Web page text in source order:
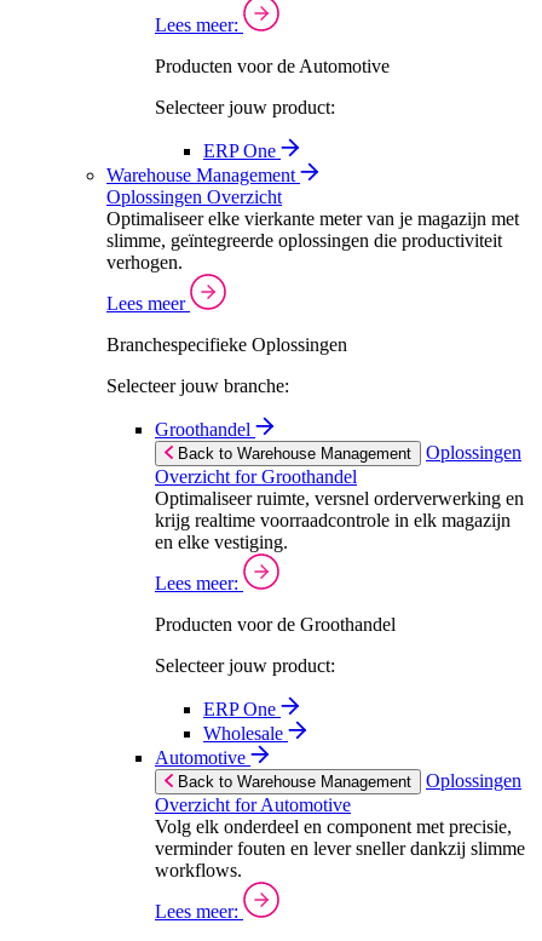
Lees meer:
Producten voor de Automotive
Selecteer jouw product:
ERP One
Warehouse Management
Oplossingen Overzicht
Optimaliseer elke vierkante meter van je magazijn met
slimme, geïntegreerde oplossingen die productiviteit
verhogen.
Lees meer
Branchespecifieke Oplossingen
Selecteer jouw branche:
Groothandel
Back to Warehouse Management
Oplossingen
Overzicht for Groothandel
Optimaliseer ruimte, versnel orderverwerking en
krijg realtime voorraadcontrole in elk magazijn
en elke vestiging.
Lees meer:
Producten voor de Groothandel
Selecteer jouw product:
ERP One
Wholesale
Automotive
Back to Warehouse Management
Oplossingen
Overzicht for Automotive
Volg elk onderdeel en component met precisie,
verminder fouten en lever sneller dankzij slimme
workflows.
Lees meer: